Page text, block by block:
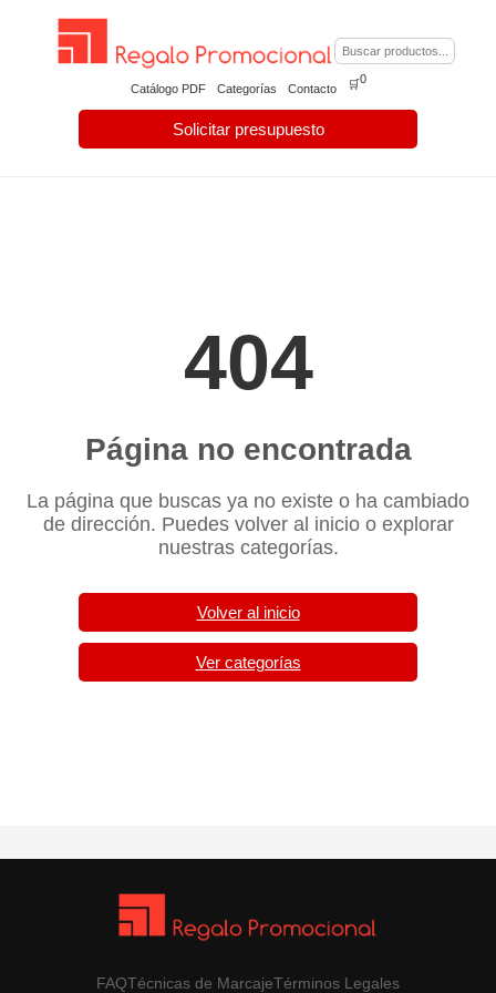
Catálogo PDF Categorías Contacto
Solicitar presupuesto
🛒0
404
Página no encontrada
La página que buscas ya no existe o ha cambiado
de dirección. Puedes volver al inicio o explorar
nuestras categorías.
Volver al inicio
Ver categorías
FAQTécnicas de MarcajeTérminos Legales